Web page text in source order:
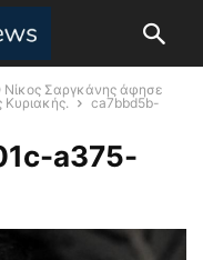
Νίκος Σαργκάνης άφησε
Κυριακής.
ca7bbd5b-
a375-